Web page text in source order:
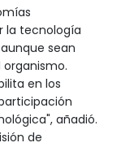
la tecnología
sean
en los
añadió.
de